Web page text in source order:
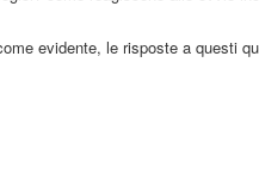
evidente, le risposte a questi